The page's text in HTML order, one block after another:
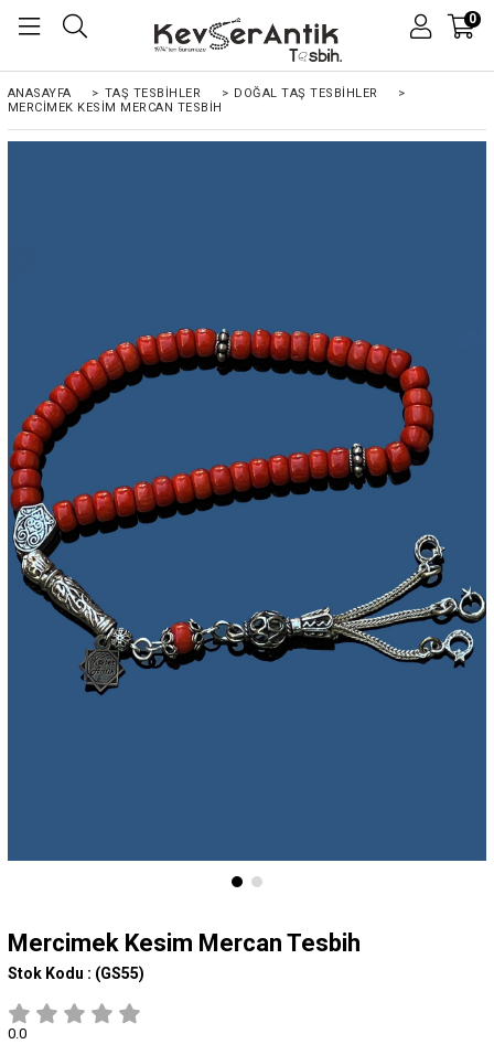
0
ANASAYFA > TAŞ TESBİHLER > DOĞAL TAŞ TESBİHLER
>
MERCIMEK KESIM MERCAN TESBIH
Mercimek Kesim Mercan Tesbih
Stok Kodu : (GS55)
0.0